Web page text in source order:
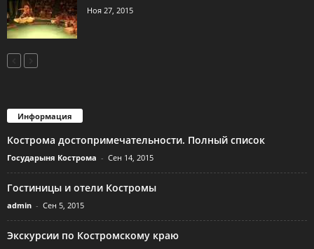
Ноя 27, 2015
Информация
Кострома достопримечательности. Полный список
Государыня Кострома - Сен 14, 2015
Гостиницы и отели Костромы
admin - Сен 5, 2015
Экскурсии по Костромскому краю